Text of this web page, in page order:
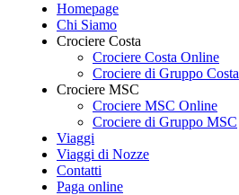
Homepage
Chi Siamo
Crociere Costa
Crociere Costa Online
Crociere di Gruppo Costa
Crociere MSC
Crociere MSC Online
Crociere di Gruppo MSC
Viaggi
Viaggi di Nozze
Contatti
Paga online